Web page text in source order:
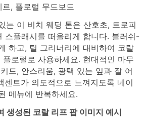
, 플로럴 무드보드
는 이 비치 웨딩 톤은 산호초, 트로피
스플래시를 떠올리게 합니다. 블러쉬-
하고, 틸 그리너리에 대비하여 코랄
로럴로 사용하세요. 현대적인 마무
드, 안스리움, 광택 있는 잎과 잘 어
센트가 의도적으로 느껴지도록 네이
메뉴에 반복하세요.
생성된 코랄 리프 팝 이미지 예시